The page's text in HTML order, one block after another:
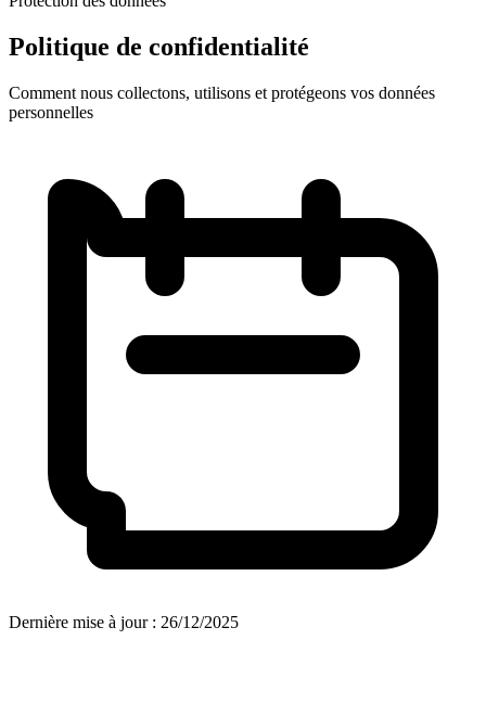
Politique de confidentialité
Comment nous collectons, utilisons et protégeons vos données
personnelles
Dernière mise à jour : 26/12/2025